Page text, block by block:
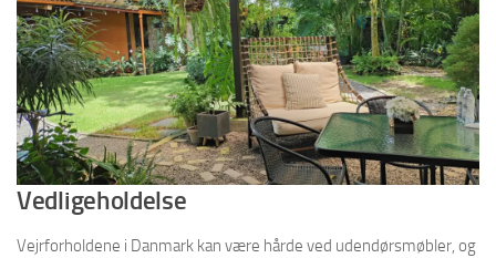
Vedligeholdelse
Vejrforholdene i Danmark kan være hårde ved udendørsmøbler, og